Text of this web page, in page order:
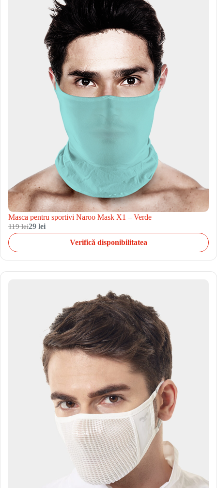
Masca pentru sportivi Naroo Mask X1 – Verde
119 lei29 lei
Verifică disponibilitatea